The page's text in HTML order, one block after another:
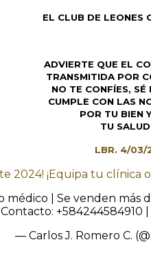
EL CLUB DE LEONES
ADVIERTE QUE EL
TRANSMITIDA POR
NO TE CONFÍES, SÉ
CUMPLE CON LAS
POR TU BIEN
TU
LBR. 4/03/
2024! ¡Equipa tu clínica
médico | Se venden más
Contacto: +584244584910 |
— Carlos J. Romero C.